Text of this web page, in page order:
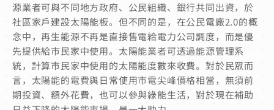
源業者可與不同地方政府、公民組織、銀行共同出資，於
社區家戶建設太陽能板。但不同的是，在公民電廠2.0的概
念中，再生能源不再是直接售電給電力公司調度，而是優
先提供給市民家中使用。太陽能業者可透過能源管理系
統，計算市民家中使用的太陽能度數來收費。對於民眾而
言，太陽能的電費與日常使用市電尖峰價格相當，無須前
期投資、額外花費，也可以參與綠能生活，對於現在補助